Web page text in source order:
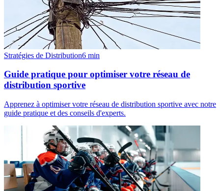
Stratégies de Distribution6 min
Guide pratique pour optimiser votre réseau de
distribution sportive
Apprenez à optimiser votre réseau de distribution sportive avec notre
guide pratique et des conseils d'experts.